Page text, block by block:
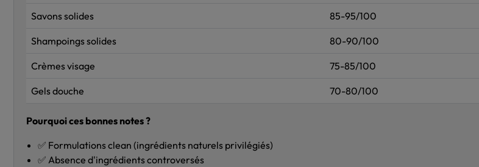
Savons solides 85-95/100
Shampoings solides 80-90/100
Crèmes visage 75-85/100
Gels douche 70-80/100
Pourquoi ces bonnes notes ?
✅ Formulations clean (ingrédients naturels privilégiés)
✅ Absence d'ingrédients controversés